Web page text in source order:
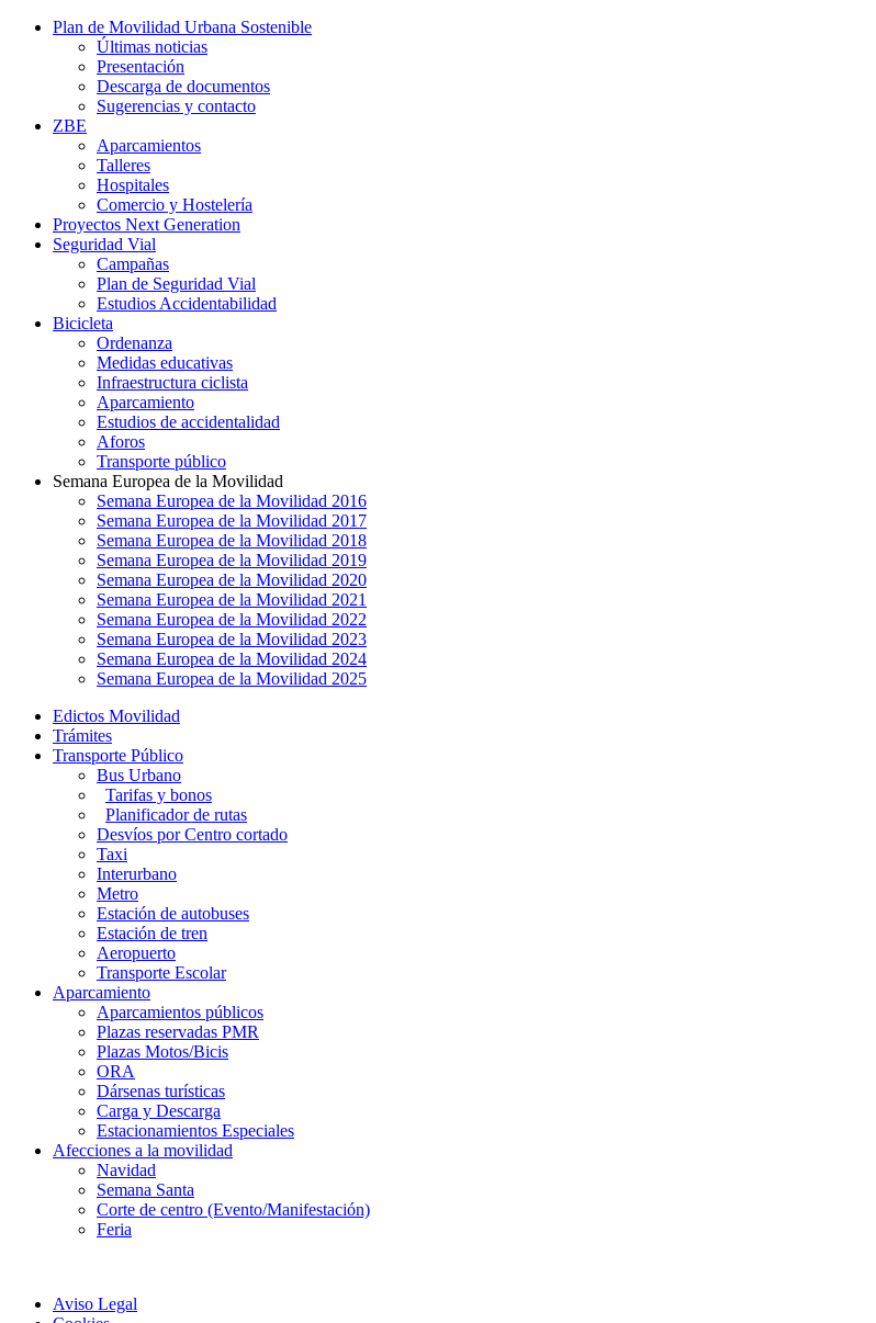
Plan de Movilidad Urbana Sostenible
Últimas noticias
Presentación
Descarga de documentos
Sugerencias y contacto
ZBE
Aparcamientos
Talleres
Hospitales
Comercio y Hostelería
Proyectos Next Generation
Seguridad Vial
Campañas
Plan de Seguridad Vial
Estudios Accidentabilidad
Bicicleta
Ordenanza
Medidas educativas
Infraestructura ciclista
Aparcamiento
Estudios de accidentalidad
Aforos
Transporte público
Semana Europea de la Movilidad
Semana Europea de la Movilidad 2016
Semana Europea de la Movilidad 2017
Semana Europea de la Movilidad 2018
Semana Europea de la Movilidad 2019
Semana Europea de la Movilidad 2020
Semana Europea de la Movilidad 2021
Semana Europea de la Movilidad 2022
Semana Europea de la Movilidad 2023
Semana Europea de la Movilidad 2024
Semana Europea de la Movilidad 2025
Edictos Movilidad
Trámites
Transporte Público
Bus Urbano
Tarifas y bonos
Planificador de rutas
Desvíos por Centro cortado
Taxi
Interurbano
Metro
Estación de autobuses
Estación de tren
Aeropuerto
Transporte Escolar
Aparcamiento
Aparcamientos públicos
Plazas reservadas PMR
Plazas Motos/Bicis
ORA
Dársenas turísticas
Carga y Descarga
Estacionamientos Especiales
Afecciones a la movilidad
Navidad
Semana Santa
Corte de centro (Evento/Manifestación)
Feria
Aviso Legal